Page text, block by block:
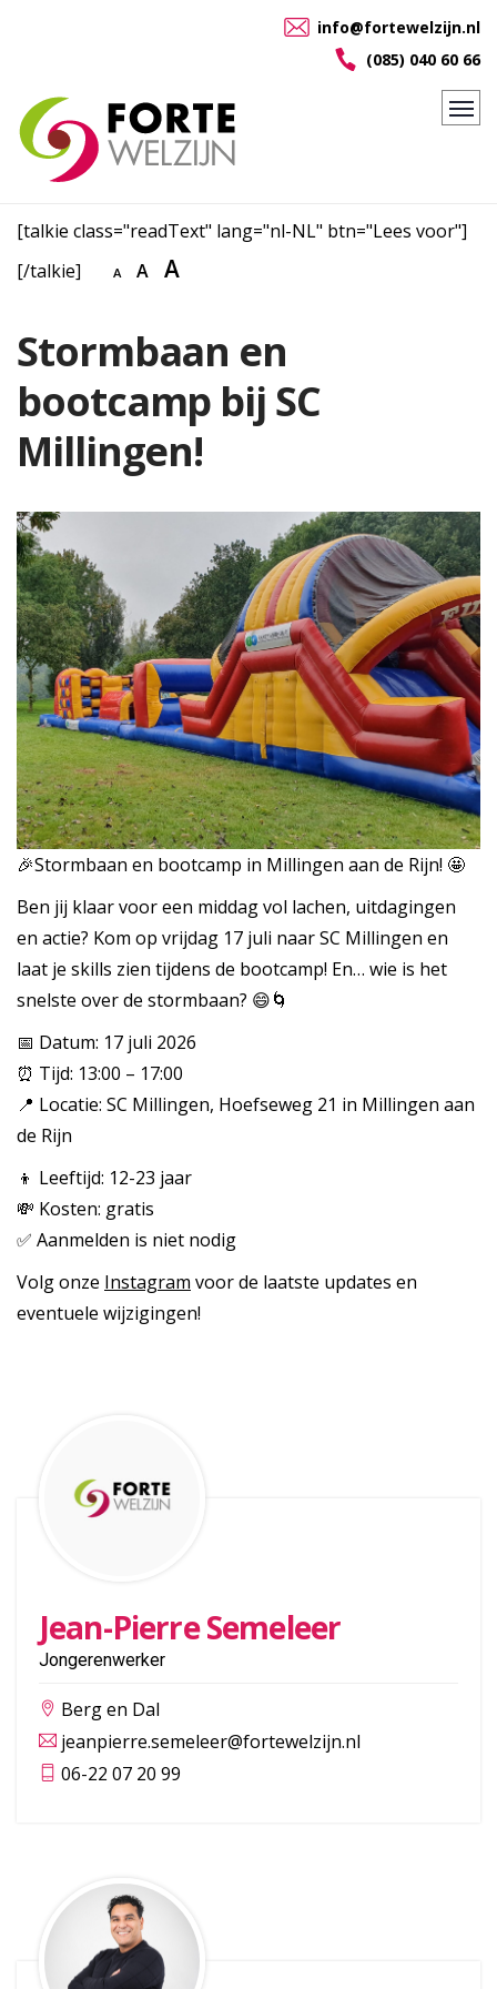
info@fortewelzijn.nl
(085) 040 60 66
[talkie class="readText" lang="nl-NL" btn="Lees voor"]
[/talkie]
A A A
Stormbaan en
bootcamp bij SC
Millingen!
🎉Stormbaan en bootcamp in Millingen aan de Rijn! 🤩
Ben jij klaar voor een middag vol lachen, uitdagingen
en actie? Kom op vrijdag 17 juli naar SC Millingen en
laat je skills zien tijdens de bootcamp! En… wie is het
snelste over de stormbaan? 😄🌀
📅 Datum: 17 juli 2026
⏰ Tijd: 13:00 – 17:00
📍 Locatie: SC Millingen, Hoefseweg 21 in Millingen aan
de Rijn
👦 Leeftijd: 12-23 jaar
💸 Kosten: gratis
✅ Aanmelden is niet nodig
Volg onze Instagram voor de laatste updates en
eventuele wijzigingen!
Jean-Pierre Semeleer
Jongerenwerker
Berg en Dal
jeanpierre.semeleer@fortewelzijn.nl
06-22 07 20 99